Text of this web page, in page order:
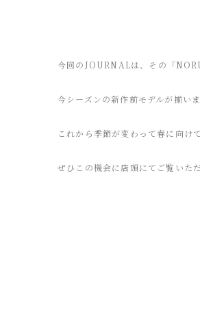
今回のJOURNALは、その「
今シーズンの新作前モデルが揃いま
これから季節が変わって春に向け
ぜひこの機会に店頭にてご覧いた